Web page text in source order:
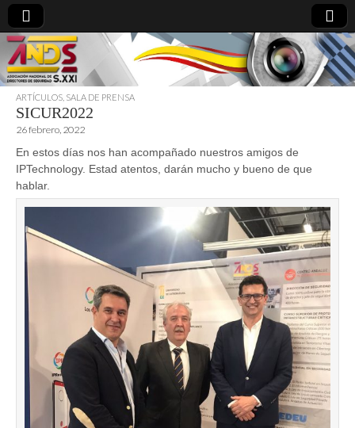
directoresdeseguridad.es
ARTÍCULOS SALA DE PRENSA
SICUR2022
26 febrero, 2022
En estos días nos han acompañado nuestros amigos de
IPTechnology. Estad atentos, darán mucho y bueno de que
hablar.